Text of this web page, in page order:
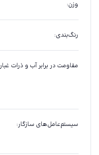
وزن:
رنگ‌بندی:
مقاومت در برابر آب و ذرات غبار
سیستم‌عامل‌های سازگار: